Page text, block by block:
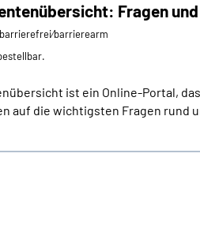
Fragen
ist ein Online-Portal,
auf die wichtigsten Fragen rund